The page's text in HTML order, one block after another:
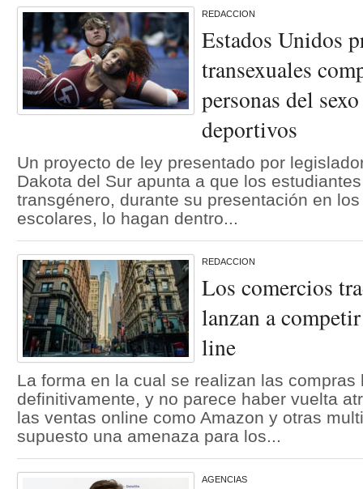
REDACCION
Estados Unidos
transexuales
personas del
deportivos
Un proyecto de ley presentado por
Dakota del Sur apunta a que los
transgénero, durante su presentación en
escolares, lo hagan dentro...
REDACCION
Los comercios
lanzan a
line
La forma en la cual se realizan las compras
definitivamente, y no parece haber vuelta
las ventas online como Amazon y otras
supuesto una amenaza para los...
AGENCIAS